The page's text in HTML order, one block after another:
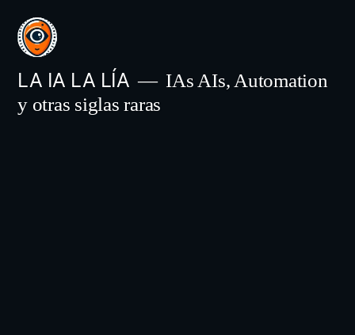
Saltar
contenido
LA IA LA LÍA
IAs AIs, Automation
y otras siglas raras